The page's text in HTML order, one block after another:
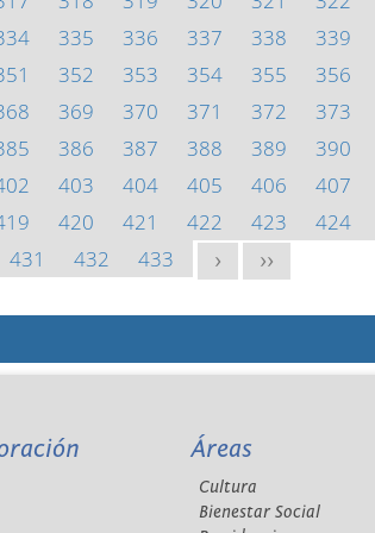
335 336 337 338 339
352 353 354 355 356
369 370 371 372 373
386 387 388 389 390
403 404 405 406 407
420 421 422 423 424
431
432 433 > >>
Áreas
Cultura
Bienestar Social